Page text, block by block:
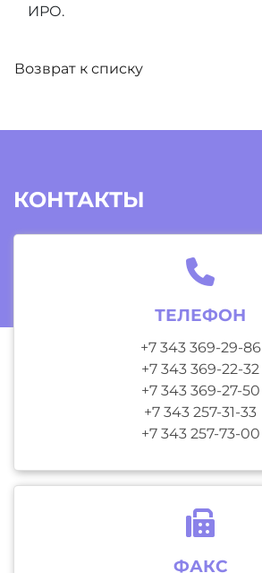
ИРО.
Возврат к списку
КОНТАКТЫ
ТЕЛЕФОН
+7 343 369-29-86
+7 343 369-22-32
+7 343 369-27-50
+7 343 257-31-33
+7 343 257-73-00
ФАКС